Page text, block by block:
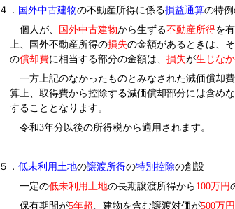
４． 国外中古建物の不動産所得に係る損益通算の特
個人が、
国外中古建物から生ずる不動産所得を
上、国外不動産所得の損失の金額があるときは、
の償却費に相当する部分の金額は、 損失が生じな
一方上記のなかったものとみなされた減価償却
算上、取得費から控除する減価償却部分には含め
することとなります。
令和3年分以後の所得税から適用されます。
５． 低未利用土地の譲渡所得の特別控除の創設
一定の低未利用土地の長期譲渡所得から 100万円
保有期間が5年超、建物を含む譲渡対価が500万